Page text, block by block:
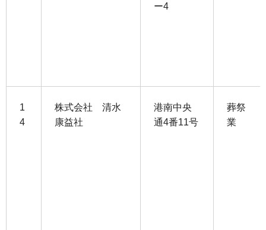
ー4
1
4
株式会社 清水
康益社
港南中央
通4番11号
葬祭
業